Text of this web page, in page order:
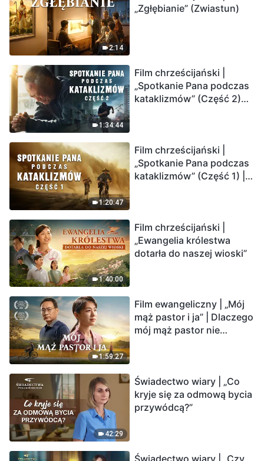
2:14
„Zgłębianie” (Zwiastun)
1:34:44
Film chrześcijański |
„Spotkanie Pana podczas
kataklizmów” (Część 2)
Ludzkość weszła w
odliczanie. Czy znalazłeś
już drogę ocalenia?
1:20:47
Film chrześcijański |
„Spotkanie Pana podczas
kataklizmów” (Część 1) |
1:40:00
Film chrześcijański |
„Ewangelia królestwa
dotarła do naszej wioski”
1:59:27
Film ewangeliczny | „Mój
mąż pastor i ja” | Dlaczego
mój mąż pastor nie
42:29
Świadectwo wiary | „Co
kryje się za odmową bycia
przywódcą?”
Świadectwo wiary | „Czy